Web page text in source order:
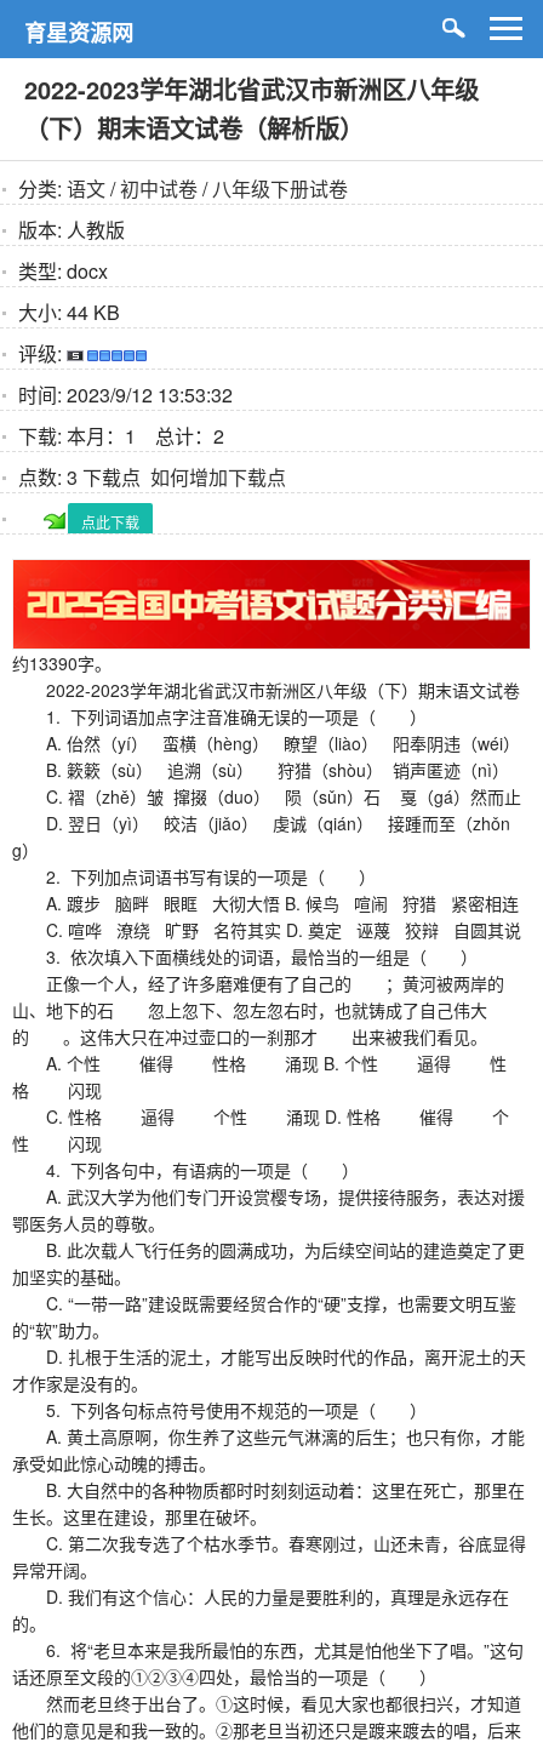
育星资源网
2022-2023学年湖北省武汉市新洲区八年级
（下）期末语文试卷（解析版）
分类: 语文/初中试卷/八年级下册试卷
版本: 人教版
类型: docx
大小: 44 KB
评级:
时间: 2023/9/12 13:53:32
下载: 本月：1 总计：2
点数: 3 下载点 如何增加下载点
点此下载
约13390字。
2022-2023学年湖北省武汉市新洲区八年级（下）期末语文试卷
1. 下列词语加点字注音准确无误的一项是（ ）
A. 佁然（yí） 蛮横（hèng） 瞭望（liào） 阳奉阴违（wéi）
B. 簌簌（sù） 追溯（sù） 狩猎（shòu） 销声匿迹（nì）
C. 褶（zhě）皱 撺掇（duo） 陨（sǔn）石 戛（gá）然而止
D. 翌日（yì） 皎洁（jiǎo） 虔诚（qián） 接踵而至（zhǒn
g）
2. 下列加点词语书写有误的一项是（ ）
A. 踱步 脑畔 眼眶 大彻大悟 B. 候鸟 喧闹 狩猎 紧密相连
C. 喧哗 潦绕 旷野 名符其实 D. 奠定 诬蔑 狡辩 自圆其说
3. 依次填入下面横线处的词语，最恰当的一组是（ ）
正像一个人，经了许多磨难便有了自己的 ；黄河被两岸的
山、地下的石 忽上忽下、忽左忽右时，也就铸成了自己伟大
的 。这伟大只在冲过壶口的一刹那才 出来被我们看见。
A. 个性 催得 性格 涌现 B. 个性 逼得 性
格 闪现
C. 性格 逼得 个性 涌现 D. 性格 催得 个
性 闪现
4. 下列各句中，有语病的一项是（ ）
A. 武汉大学为他们专门开设赏樱专场，提供接待服务，表达对援
鄂医务人员的尊敬。
B. 此次载人飞行任务的圆满成功，为后续空间站的建造奠定了更
加坚实的基础。
C. “一带一路”建设既需要经贸合作的“硬”支撑，也需要文明互鉴
的“软”助力。
D. 扎根于生活的泥土，才能写出反映时代的作品，离开泥土的天
才作家是没有的。
5. 下列各句标点符号使用不规范的一项是（ ）
A. 黄土高原啊，你生养了这些元气淋漓的后生；也只有你，才能
承受如此惊心动魄的搏击。
B. 大自然中的各种物质都时时刻刻运动着：这里在死亡，那里在
生长。这里在建设，那里在破坏。
C. 第二次我专选了个枯水季节。春寒刚过，山还未青，谷底显得
异常开阔。
D. 我们有这个信心：人民的力量是要胜利的，真理是永远存在
的。
6. 将“老旦本来是我所最怕的东西，尤其是怕他坐下了唱。”这句
话还原至文段的①②③④四处，最恰当的一项是（ ）
然而老旦终于出台了。①这时候，看见大家也都很扫兴，才知道
他们的意见是和我一致的。②那老旦当初还只是踱来踱去的唱，后来